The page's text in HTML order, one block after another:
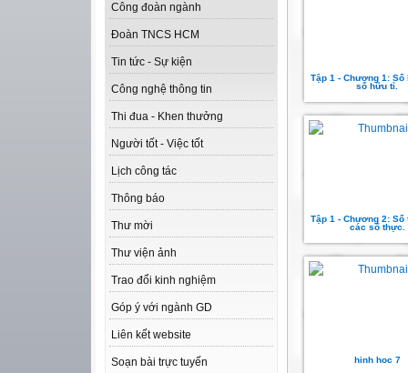
Công đoàn ngành
Đoàn TNCS HCM
Tin tức - Sự kiện
Công nghệ thông tin
Thi đua - Khen thưởng
Người tốt - Việc tốt
Lịch công tác
Thông báo
Thư mời
Thư viện ảnh
Trao đổi kinh nghiệm
Góp ý với ngành GD
Liên kết website
Soạn bài trực tuyến
Tập 1 - Chương 1: Số
số hữu tỉ.
Tập 1 - Chương 2: Số
các số thực.
hinh hoc 7